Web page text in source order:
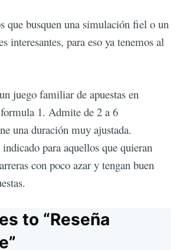
que busquen una simulación fiel o un
interesantes, para eso ya tenemos al
juego familiar de apuestas en
1. Admite de 2 a 6
una duración muy ajustada.
para aquellos que quieran
con poco azar y tengan buen
to “Reseña
”